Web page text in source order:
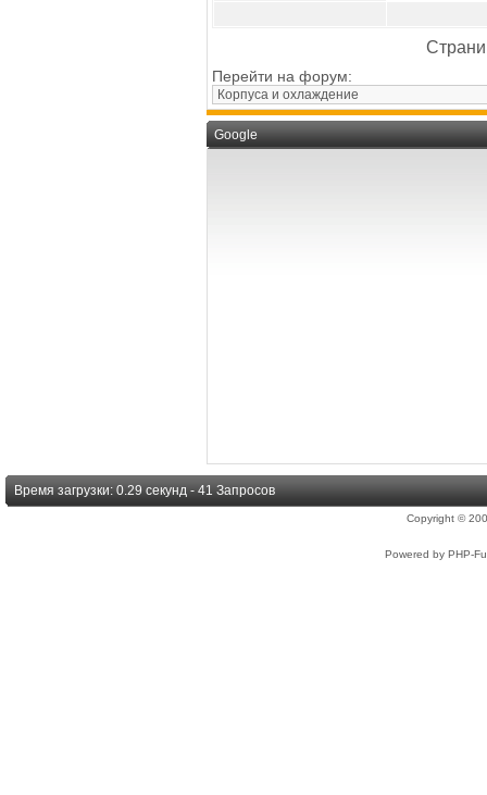
Перейти на форум:
Google
Время загрузки: 0.29 секунд - 41 Запросов
Copyright ©
Powered by PHP-